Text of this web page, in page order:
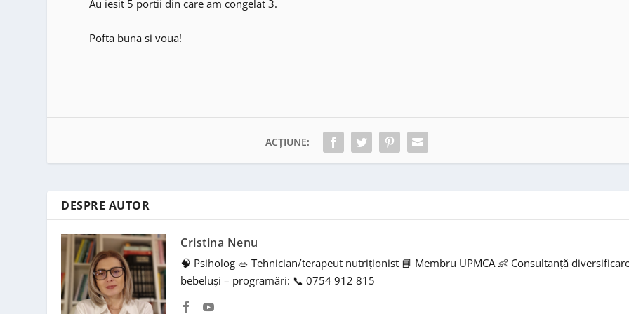
Au iesit 5 portii din care am congelat 3.
Pofta buna si voua!
ACȚIUNE:
DESPRE AUTOR
Cristina Nenu
🧠 Psiholog 🥗 Tehnician/terapeut nutriționist 📘 Membru UPMCA 👶 Consultanță
bebeluși – programări: 📞 0754 912 815